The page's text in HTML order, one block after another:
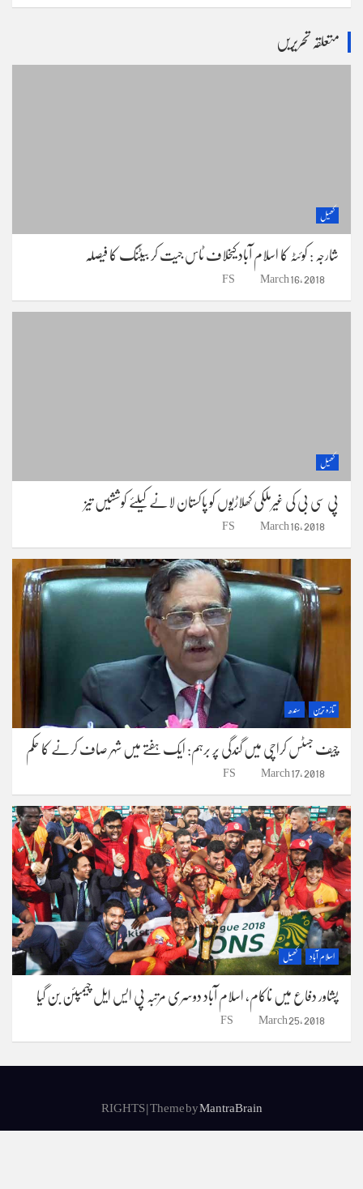
a
متعلقہ تحریریں
کھیل
شارجہ : کوئٹہ کا اسلام آباد کیخلاف ٹاس جیت کر بیٹنگ کا فیصلہ
March 16, 2018
FS
کھیل
پی سی بی کی غیرملکی کھلاڑیوں کو پاکستان لانے کیلئے کوششیں تیز
March 16, 2018
FS
تازہ ترین سندھ
چیف جسٹس کراچی میں گندگی پر برہم: ایک ہفتے میں شہر صاف کرنے کا حکم
March 17, 2018
FS
اسلام آباد کھیل
پشاور دفاع میں ناکام، اسلام آباد دوسری مرتبہ پی ایس ایل چیمپئن بن گیا
March 25, 2018
FS
RIGHTS | Theme byMantraBrain